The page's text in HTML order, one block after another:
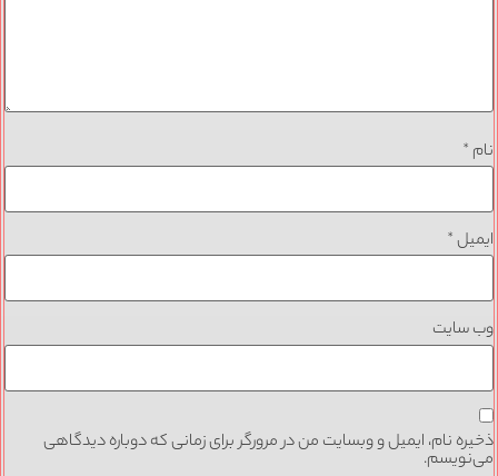
نام *
ایمیل*
وب‌ سایت
ذخیره نام، ایمیل و وبسایت من در مرورگر برای زمانی که دوباره دیدگاهی
می‌نویسم.